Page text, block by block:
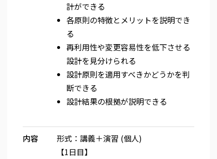
計ができる
各原則の特徴とメリットを説明でき
る
再利用性や変更容易性を低下させる
設計を見分けられる
設計原則を適用すべきかどうかを判
断できる
設計結果の根拠が説明できる
内容
形式：講義＋演習 (個人)
【1日目】